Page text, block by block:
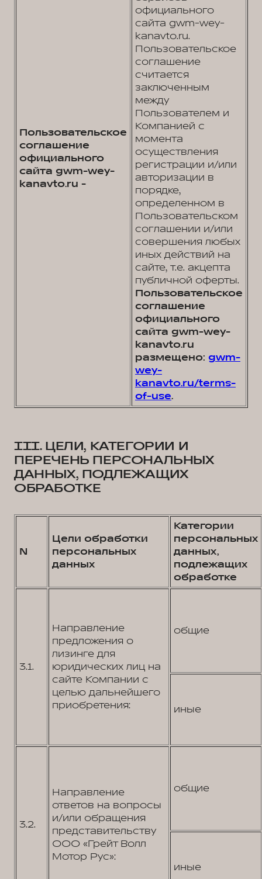
Пользовательское
соглашение
официального
сайта gwm-wey-
kanavto.ru -
официального
сайта gwm-wey-
kanavto.ru.
Пользовательское
соглашение
считается
заключенным
между
Пользователем и
Компанией с
момента
осуществления
регистрации и/или
авторизации в
порядке,
определенном в
Пользовательском
соглашении и/или
совершения любых
иных действий на
сайте, т.е. акцепта
публичной оферты.
Пользовательское
соглашение
официального
сайта gwm-wey-
kanavto.ru
размещено: gwm-
wey-
kanavto.ru/terms-
of-use.
III. ЦЕЛИ, КАТЕГОРИИ И
ПЕРЕЧЕНЬ ПЕРСОНАЛЬНЫХ
ДАННЫХ, ПОДЛЕЖАЩИХ
ОБРАБОТКЕ
N
Цели обработки
персональных
данных
Категории
персональных
данных,
подлежащих
обработке
3.1.
Направление
предложения о
лизинге для
юридических лиц на
сайте Компании с
целью дальнейшего
приобретения:
общие
иные
3.2.
Направление
ответов на вопросы
и/или обращения
представительству
ООО «Грейт Волл
Мотор Рус»:
общие
иные